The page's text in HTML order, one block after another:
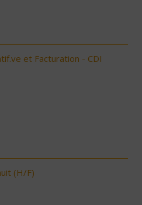
et Facturation - CDI
(H/F)